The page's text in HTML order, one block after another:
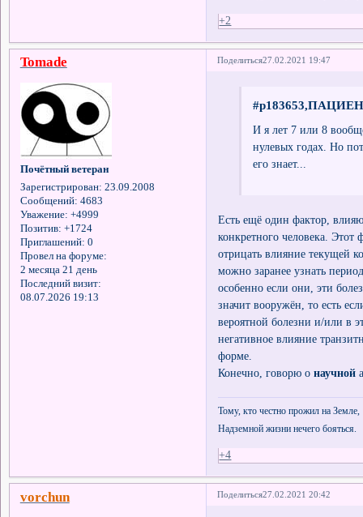
+2
Поделиться27.02.2021 19:47
Tomade
Почётный ветеран
Зарегистрирован: 23.09.2008
Сообщений: 4683
Уважение: +4999
Позитив: +1724
Приглашений: 0
Провел на форуме:
2 месяца 21 день
Последний визит:
08.07.2026 19:13
И я лет 7 или 8
нулевых годах. Но
его знает...
Есть ещё один фактор,
конкретного человека. Этот
отрицать влияние текущей
можно заранее узнать
особенно если они, эти
значит вооружён, то есть
вероятной болезни и/или в
негативное влияние
форме.
Конечно, говорю онаучной
Тому, кто честно прожил на Земле,
Надземной жизни нечего бояться.
+4
Поделиться27.02.2021 20:42
vorchun